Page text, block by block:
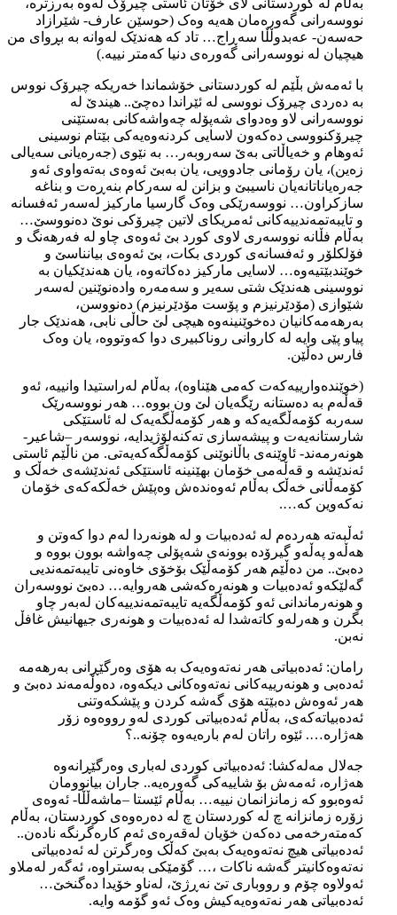
نووسەرانی گەورەمان هەیە وەک (حوسێن عارف- شێرازاد
حەسەن- عەبدوڵڵا سەڕاج… تاد کە هەندێک لەوانە بە بڕوای من
هیچیان لە نووسەرانی گەورەی دنیا کەمتر نییە.)
با ئەمەش بڵێم لە کوردستانی خۆشماندا خەریکە چیرۆک نووس
بە دەردی چیرۆک نووسی لە ئێراندا دەچێ.. هیندێ لە
نووسەرانی لاو وەدوای شەپۆلە چەواشەکانی بەستێنی
چیرۆکنووسی دەکەون لاسایی کردنەوەیەکی بێتام نوسینی
ئەوهام و خەیاڵاتی بەێ سەروبەر… بە نێوی (جەرەیانی سەیالی
زەین)، یان رۆمانی جادوویی، یان بەبێ ئەوەی بەتەواوی ئەو
جەرەیاناتانەیان ناسیبێ و بزانن لە سەرکام بنەڕەت و بناغە
سازکراون… نووسەرێکی وەک گارسیا مارکیز لەسەر ئەفسانە
و تایبەتمەندییەکانی ئەمریکای لاتین چیرۆکی نوێ دەنووسێ…
بەڵام فڵانە نووسەری لاوی کورد بێ ئەوەی چاو لە فەرهەنگ و
فۆلکلۆر و ئەفسانەی کوردی بکات، بێ ئەوەی بیانناسێ و
خوێندبێتیەوە… لاسایی مارکیز دەکاتەوە، یان هەندێکیان بە
نووسینی هەندێک شتی سەیر و سەمەرە وادەنوێنین لەسەر
شێوازی (مۆدێرنیزم و پۆست مۆدێرنیزم) دەنووسن،
بەرهەمەکانیان دەخوێنینەوە هیچی لێ حاڵی نابی، هەندێک جار
پیاو پێی وایە لە کاروانی روناکبیری دوا کەوتووە، یان وەک
فارس دەڵێن.
(خوێندەوارییەکەت کەمی هێناوە)، بەڵام لەراستیدا وانییە، ئەو
قەڵەم بە دەستانە رێگەیان لێ ون بووە… هەر نووسەرێک
سەربە کۆمەڵگەیەکە و هەر کۆمەڵگەیەک لە ئاستێکی
شارستانەیەت و پیشەسازی تەکنەلۆژیدایە، نووسەر –شاعیر-
هونەرمەند- ئاوێنەی باڵانوێنی کۆمەڵگەکەیەتی. من ناڵێم ئاستی
ئەندێشە و قەڵەمی خۆمان بهێنینە ئاستێکی ئەندێشەی خەڵک و
کۆمەڵانی خەڵک بەڵام ئەوەندەش وەپێش خەڵکەکەی خۆمان
نەکەوین کە….
ئەڵبەتە هەردەم لە ئەدەبیات و لە هونەردا لەم دوا کەوتن و
هەڵەو پەڵەو گیرۆدە بوونەی شەپۆلی چەواشە بوون بووە و
دەبێ.. من دەڵێم هەر کۆمەڵێک بۆخۆی خاوەنی تایبەتمەندیی
گەلێکەو ئەدەبیات و هونەرەکەشی هەروایە… دەبێ نووسەران
و هونەرماندانی ئەو کۆمەڵگەیە تایبەتمەندییەکان لەبەر چاو
بگرن و هەرلەو کاتەشدا لە ئەدەبیات و هونەری جیهانیش غافڵ
نەبن.
رامان: ئەدەبیاتی هەر نەتەوەیەک بە هۆی وەرگێڕانی بەرهەمە
ئەدەبی و هونەرییەکانی نەتەوەکانی دیکەوە، دەوڵەمەند دەبێ و
هەر ئەوەش دەبێتە هۆی گەشە کردن و پێشکەوتنی
ئەدەبیاتەکەی، بەڵام ئەدەبیاتی کوردی لەو رووەوە زۆر
هەژارە…. ئێوە راتان لەم بارەیەوە چۆنە..؟
جەلال مەلەکشا: ئەدەبیاتی کوردی لەباری وەرگێڕانەوە
هەژارە، ئەمەش بۆ شاییەکی گەورەیە.. جاران بیانوومان
ئەوەبوو کە زمانزانمان نییە… بەڵام ئێستا –ماشەڵڵا- ئەوەی
زۆرە زمانزانە چ لە کوردستان چ لە دەرەوەی کوردستان، بەڵام
کەمتەرخەمی دەکەن خۆیان لەقەرەی ئەم کارەگرنگە نادەن..
ئەدەبیاتی هیچ نەتەوەیەک بەبێ کەڵک وەرگرتن لە ئەدەبیاتی
نەتەوەکانیتر گەشە ناکات ،… گۆمێکی بەستراوە، ئەگەر لەملاو
ئەولاوە چۆم و رووباری تێ نەڕژێ، لەناو خۆیدا دەگنخێ…
ئەدەبیاتی هەر نەتەوەیەکیش وەک ئەو گۆمە وایە.